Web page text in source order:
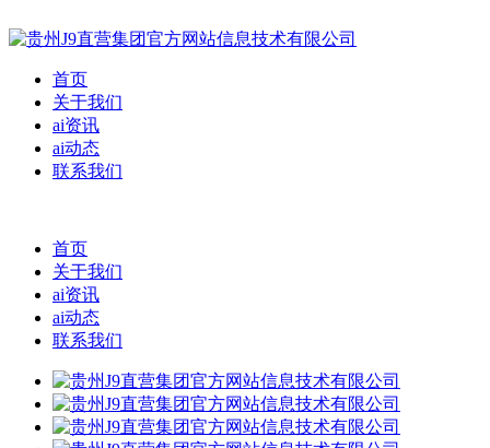
首页
关于我们
ai资讯
ai动态
联系我们
首页
关于我们
ai资讯
ai动态
联系我们